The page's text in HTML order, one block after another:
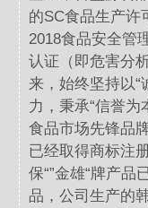
的SC食品生产许
2018食品安全管
认证（即危害分
来，始终坚持以“
力，秉承“信誉为
食品市场先锋品
已经取得商标注
保“”金雄“牌产品
品，公司生产的